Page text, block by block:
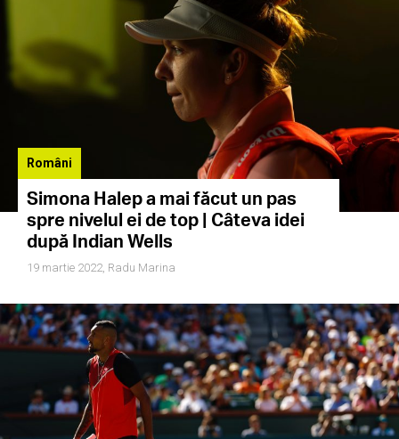
Români
Simona Halep a mai făcut un pas
spre nivelul ei de top | Câteva idei
după Indian Wells
19 martie 2022, Radu Marina